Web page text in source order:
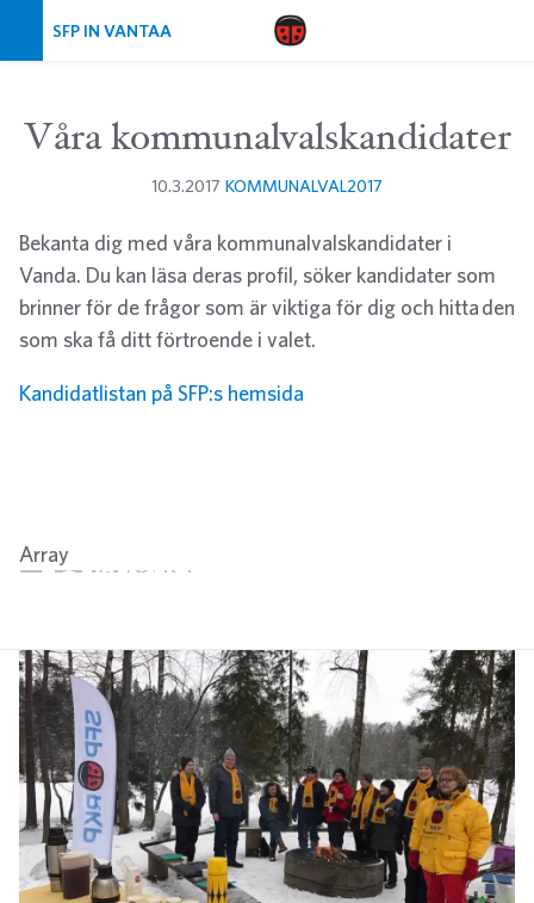
SFP IN VANTAA
Våra kommunalvalskandidater
10.3.2017 KOMMUNALVAL2017
Bekanta dig med våra kommunalvalskandidater i
Vanda. Du kan läsa deras profil, söker kandidater som
brinner för de frågor som är viktiga för dig och hitta den
som ska få ditt förtroende i valet.
Kandidatlistan på SFP:s hemsida
Array